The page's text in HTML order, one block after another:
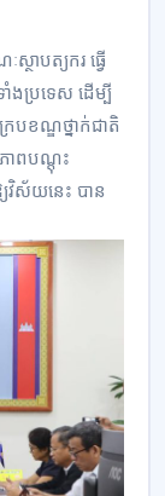
ាបត្យករ ធ្វើ
ងប្រទេស ដើម្បី
បខណ្ឌថ្នាក់ជាតិ
ាពបណ្តុះ
ស័យនេះ បាន